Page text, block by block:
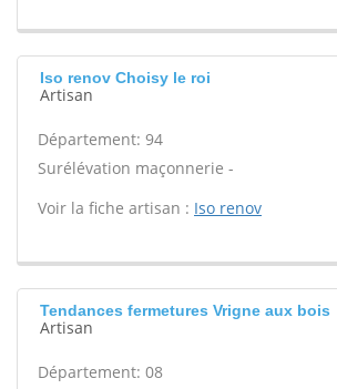
Iso renov Choisy le roi
Artisan
Département: 94
Surélévation maçonnerie -
Voir la fiche artisan : Iso renov
Tendances fermetures Vrigne aux bois
Artisan
Département: 08